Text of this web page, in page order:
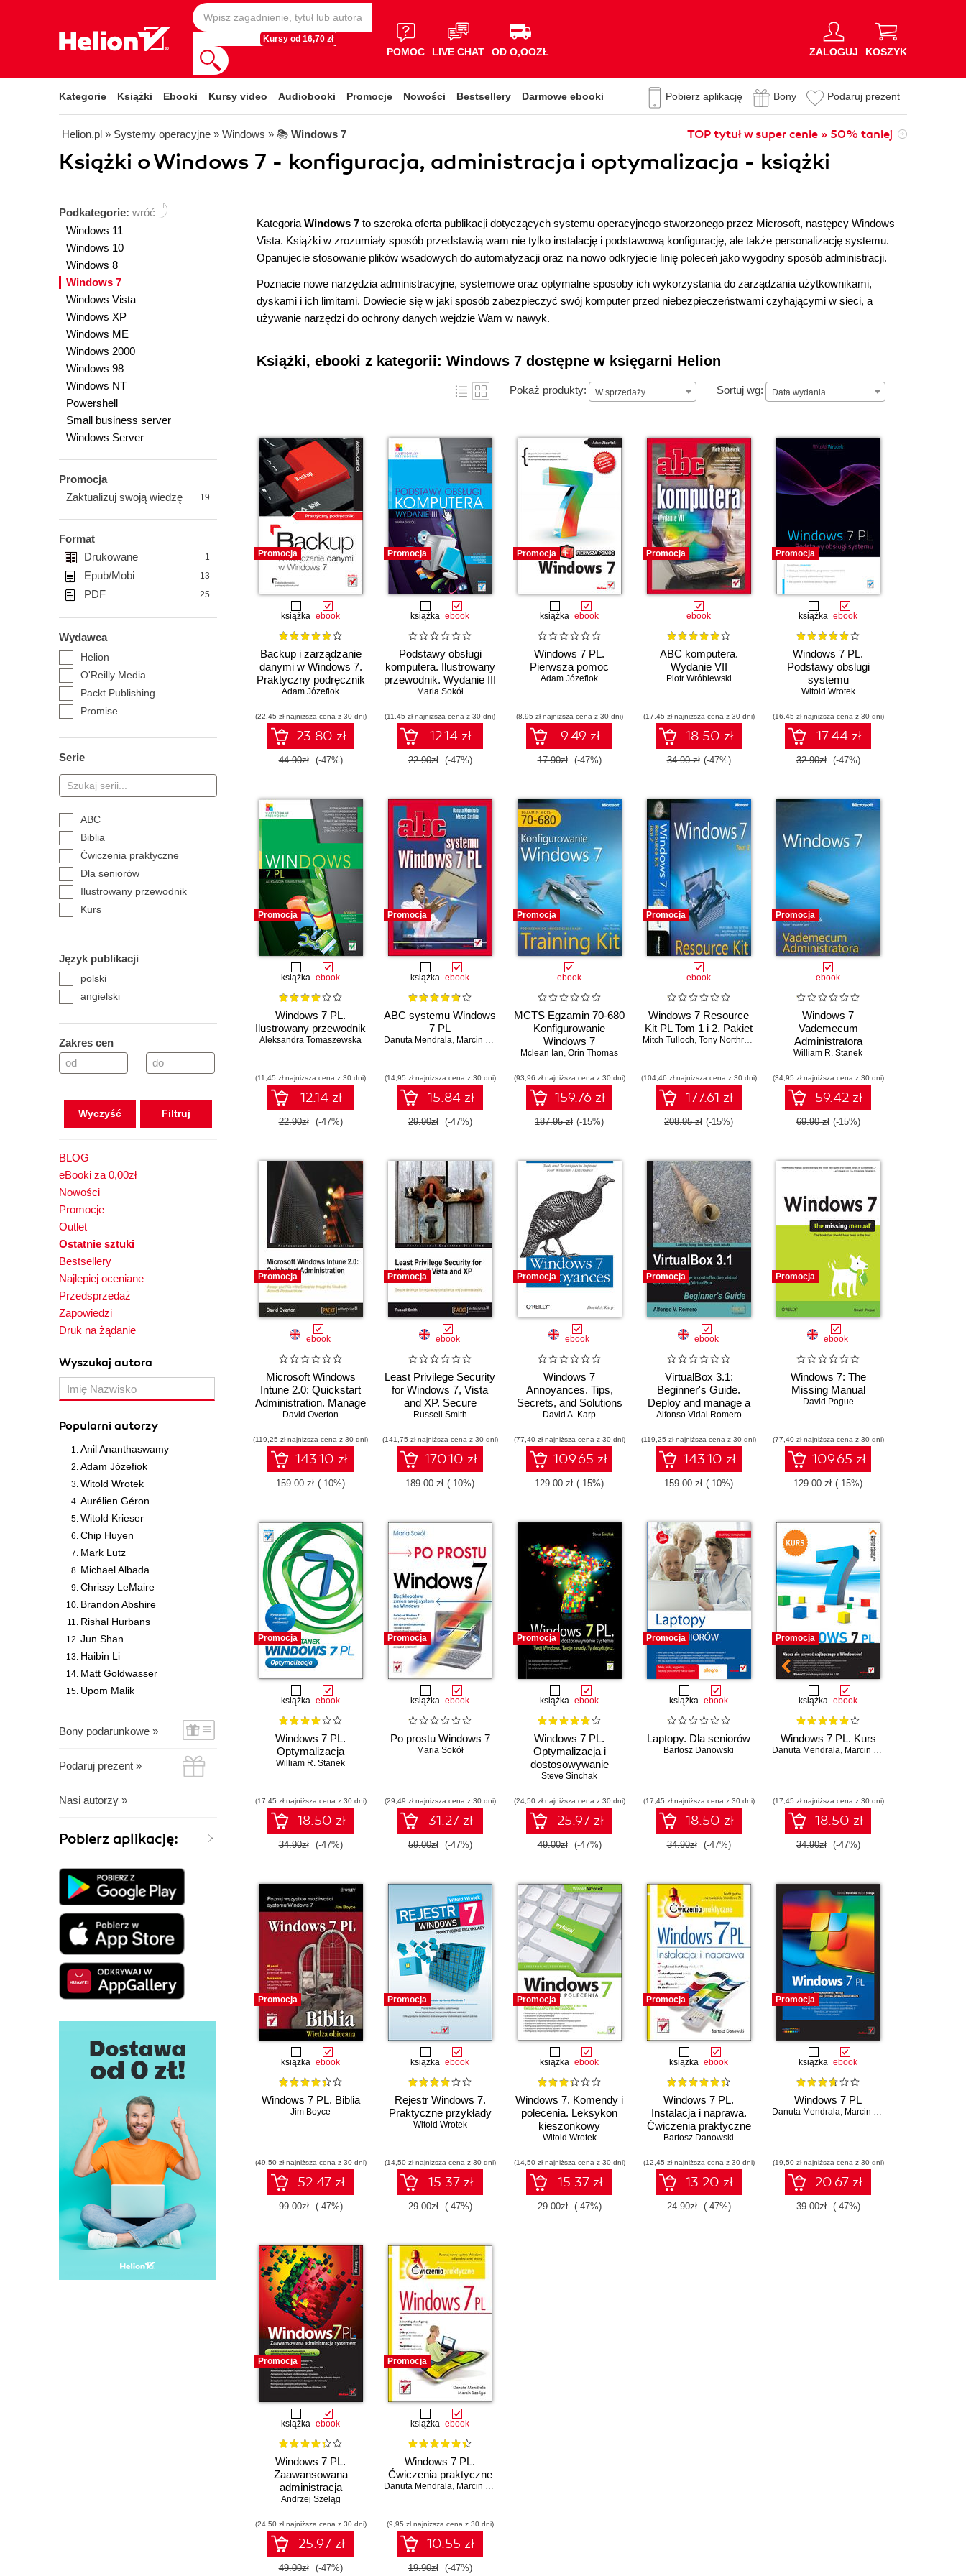
Kursy od 16,70 zł
POMOC LIVE CHAT OD O,OOZŁ ZALOGUJ KOSZYK
Kategorie Książki Ebooki Kursy video Audiobooki Promocje Nowości Bestsellery Darmowe ebooki Pobierz aplikację Bony Podaruj prezent
Helion.pl » Systemy operacyjne » Windows » 📚 Windows 7 TOP tytuł w super cenie » 50% taniej
Książki o Windows 7 - konfiguracja, administracja i optymalizacja - książki
Podkategorie: wróć
Windows 11
Windows 10
Windows 8
Windows 7
Windows Vista
Windows XP
Windows ME
Windows 2000
Windows 98
Windows NT
Powershell
Small business server
Windows Server
Promocja
Zaktualizuj swoją wiedzę
19
Format
Drukowane
1
Epub/Mobi 13
PDF 25
Wydawca
Helion
O'Reilly Media
Packt Publishing
Promise
Serie
ABC
Biblia
Ćwiczenia praktyczne
Dla seniorów
Ilustrowany przewodnik
Kurs
Po prostu
Język publikacji
polski
angielski
Zakres cen
–
Wyczyść
BLOG
eBooki za 0,00zł
Nowości
Promocje
Outlet
Ostatnie sztuki
Bestsellery
Najlepiej oceniane
Przedsprzedaż
Zapowiedzi
Druk na żądanie
Wyszukaj autora
Popularni autorzy
Anil Ananthaswamy
Adam Józefiok
Witold Wrotek
Aurélien Géron
Witold Krieser
Chip Huyen
Mark Lutz
Michael Albada
Chrissy LeMaire
Brandon Abshire
Rishal Hurbans
Jun Shan
Haibin Li
Matt Goldwasser
Upom Malik
Bony podarunkowe »
Podaruj prezent »
Nasi autorzy »
Pobierz aplikację:
Kategoria Windows 7 to szeroka oferta publikacji dotyczących systemu operacyjnego stworzonego przez Microsoft, następcy Windows
Vista. Książki w zrozumiały sposób przedstawią wam nie tylko instalację i podstawową konfigurację, ale także personalizację systemu.
Opanujecie stosowanie plików wsadowych do automatyzacji oraz na nowo odkryjecie linię poleceń jako wygodny sposób administracji.
Poznacie nowe narzędzia administracyjne, systemowe oraz optymalne sposoby ich wykorzystania do zarządzania użytkownikami,
dyskami i ich limitami. Dowiecie się w jaki sposób zabezpieczyć swój komputer przed niebezpieczeństwami czyhającymi w sieci, a
używanie narzędzi do ochrony danych wejdzie Wam w nawyk.
Książki, ebooki z kategorii: Windows 7 dostępne w księgarni Helion
Pokaż produkty: W sprzedaży Sortuj wg: Data wydania
Data wydania
Promocja
książka ebook
Backup i zarządzanie
danymi w Windows 7.
Praktyczny podręcznik
Adam Józefiok
(22,45 zł najniższa cena z 30 dni)
23.80 zł
44.90zł (-47%)
Promocja
książka ebook
Podstawy obsługi
komputera. Ilustrowany
przewodnik. Wydanie III
Maria Sokół
(11,45 zł najniższa cena z 30 dni)
12.14 zł
22.90zł (-47%)
Promocja
książka ebook
Windows 7 PL.
Pierwsza pomoc
Adam Józefiok
(8,95 zł najniższa cena z 30 dni)
9.49 zł
17.90zł (-47%)
Promocja
ebook
ABC komputera.
Wydanie VII
Piotr Wróblewski
(17,45 zł najniższa cena z 30 dni)
18.50 zł
34.90 zł (-47%)
Promocja
książka ebook
Windows 7 PL.
Podstawy obslugi
systemu
Witold Wrotek
(16,45 zł najniższa cena z 30 dni)
17.44 zł
32.90zł (-47%)
Promocja
książka ebook
Windows 7 PL.
Ilustrowany przewodnik
Aleksandra Tomaszewska
(11,45 zł najniższa cena z 30 dni)
12.14 zł
22.90zł (-47%)
Promocja
książka ebook
ABC systemu Windows
7 PL
Danuta Mendrala, Marcin Szeliga
(14,95 zł najniższa cena z 30 dni)
15.84 zł
29.90zł (-47%)
Promocja
ebook
MCTS Egzamin 70-680
Konfigurowanie
Windows 7
Mclean Ian, Orin Thomas
(93,96 zł najniższa cena z 30 dni)
159.76 zł
187.95 zł (-15%)
Promocja
ebook
Windows 7 Resource
Kit PL Tom 1 i 2. Pakiet
Mitch Tulloch, Tony Northrup Jerry Honeycutt,Ed Wilson
(104,46 zł najniższa cena z 30 dni)
177.61 zł
208.95 zł (-15%)
Promocja
ebook
Windows 7
Vademecum
Administratora
William R. Stanek
(34,95 zł najniższa cena z 30 dni)
59.42 zł
69.90 zł (-15%)
Promocja
ebook
Microsoft Windows
Intune 2.0: Quickstart
Administration. Manage
your PCs in the
Cloud with Microsoft
Windows Intune book
and
David Overton
(119,25 zł najniższa cena z 30 dni)
143.10 zł
159.00 zł (-10%)
Promocja
ebook
Least Privilege Security
for Windows 7, Vista
and XP. Secure
desktops for regulatory
business agility
Russell Smith
(141,75 zł najniższa cena z 30 dni)
170.10 zł
189.00 zł (-10%)
Promocja
ebook
Windows 7
Annoyances. Tips,
Secrets, and Solutions
David A. Karp
(77,40 zł najniższa cena z 30 dni)
109.65 zł
129.00 zł (-15%)
Promocja
ebook
VirtualBox 3.1:
Beginner's Guide.
Deploy and manage a
cost-effective virtual
VirtualBox
Alfonso Vidal Romero
(119,25 zł najniższa cena z 30 dni)
143.10 zł
159.00 zł (-10%)
Promocja
ebook
Windows 7: The
Missing Manual
David Pogue
(77,40 zł najniższa cena z 30 dni)
109.65 zł
129.00 zł (-15%)
Promocja
książka ebook
Windows 7 PL.
Optymalizacja
William R. Stanek
(17,45 zł najniższa cena z 30 dni)
18.50 zł
34.90zł (-47%)
Promocja
książka ebook
Po prostu Windows 7
Maria Sokół
(29,49 zł najniższa cena z 30 dni)
31.27 zł
59.00zł (-47%)
Promocja
książka ebook
Windows 7 PL.
Optymalizacja i
dostosowywanie
systemu
Steve Sinchak
(24,50 zł najniższa cena z 30 dni)
25.97 zł
49.00zł (-47%)
Promocja
książka ebook
Laptopy. Dla seniorów
Bartosz Danowski
(17,45 zł najniższa cena z 30 dni)
18.50 zł
34.90zł (-47%)
Promocja
książka ebook
Windows 7 PL. Kurs
Danuta Mendrala, Marcin Szeliga
(17,45 zł najniższa cena z 30 dni)
18.50 zł
34.90zł (-47%)
Promocja
książka ebook
Windows 7 PL. Biblia
Jim Boyce
(49,50 zł najniższa cena z 30 dni)
52.47 zł
99.00zł (-47%)
Promocja
książka ebook
Rejestr Windows 7.
Praktyczne przykłady
Witold Wrotek
(14,50 zł najniższa cena z 30 dni)
15.37 zł
29.00zł (-47%)
Promocja
książka ebook
Windows 7. Komendy i
polecenia. Leksykon
kieszonkowy
Witold Wrotek
(14,50 zł najniższa cena z 30 dni)
15.37 zł
29.00zł (-47%)
Promocja
książka ebook
Windows 7 PL.
Instalacja i naprawa.
Ćwiczenia praktyczne
Bartosz Danowski
(12,45 zł najniższa cena z 30 dni)
13.20 zł
24.90zł (-47%)
Promocja
książka ebook
Windows 7 PL
Danuta Mendrala, Marcin Szeliga
(19,50 zł najniższa cena z 30 dni)
20.67 zł
39.00zł (-47%)
Promocja
książka ebook
Windows 7 PL.
Zaawansowana
administracja
systemem
Andrzej Szeląg
(24,50 zł najniższa cena z 30 dni)
25.97 zł
49.00zł (-47%)
Promocja
książka ebook
Windows 7 PL.
Ćwiczenia praktyczne
Danuta Mendrala, Marcin Szeliga
(9,95 zł najniższa cena z 30 dni)
10.55 zł
19.90zł (-47%)